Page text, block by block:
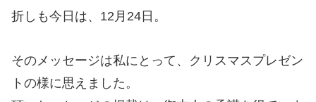
折しも今日は、12月24日。
そのメッセージは私にとって、クリスマスプレゼン
トの様に思えました。